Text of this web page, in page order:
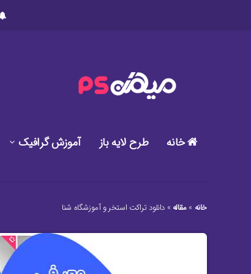
خانه طرح لایه باز آموزش گرافیک
خانه »مقاله »دانلود تراکت استخر و آموزشگاه شنا